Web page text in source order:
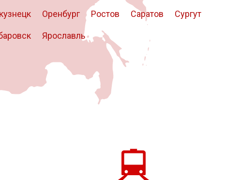
Оренбург Ростов Саратов Сургут
Ярославль